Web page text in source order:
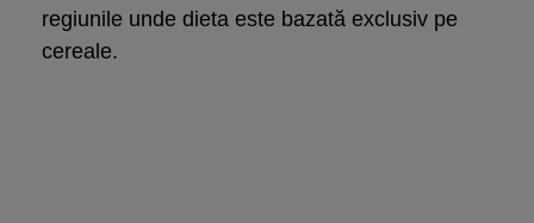
regiunile unde dieta este bazată exclusiv pe
cereale.